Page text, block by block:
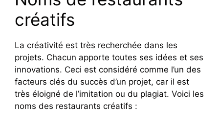
créatifs
La créativité est très recherchée dans les
projets. Chacun apporte toutes ses idées et ses
innovations. Ceci est considéré comme l’un des
facteurs clés du succès d’un projet, car il est
très éloigné de l’imitation ou du plagiat. Voici les
noms des restaurants créatifs :